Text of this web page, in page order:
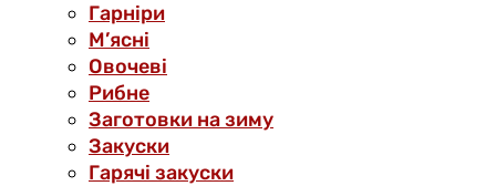
Гарніри
М’ясні
Овочеві
Рибне
Заготовки на зиму
Закуски
Гарячі закуски